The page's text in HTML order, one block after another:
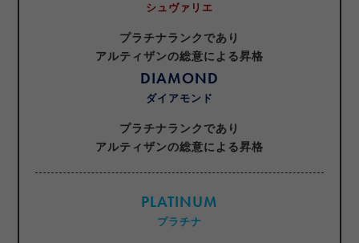
シュヴァリエ
プラチナランクであり
アルティザンの総意による昇格
DIAMOND
ダイアモンド
プラチナランクであり
アルティザンの総意による昇格
PLATINUM
プラチナ